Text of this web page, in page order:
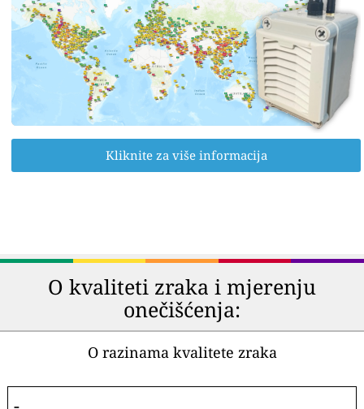
Kliknite za više informacija
O kvaliteti zraka i mjerenju
onečišćenja:
O razinama kvalitete zraka